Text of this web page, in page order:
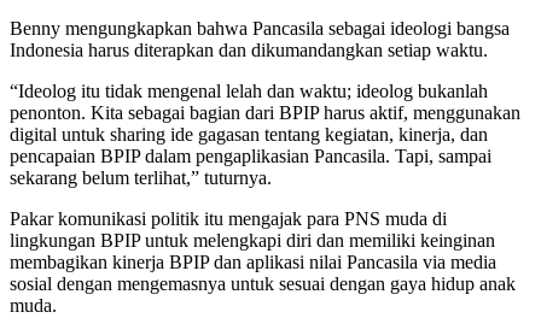
Benny mengungkapkan bahwa Pancasila sebagai ideologi bangsa
Indonesia harus diterapkan dan dikumandangkan setiap waktu.
“Ideolog itu tidak mengenal lelah dan waktu; ideolog bukanlah
penonton. Kita sebagai bagian dari BPIP harus aktif, menggunakan
digital untuk sharing ide gagasan tentang kegiatan, kinerja, dan
pencapaian BPIP dalam pengaplikasian Pancasila. Tapi, sampai
sekarang belum terlihat,” tuturnya.
Pakar komunikasi politik itu mengajak para PNS muda di
lingkungan BPIP untuk melengkapi diri dan memiliki keinginan
membagikan kinerja BPIP dan aplikasi nilai Pancasila via media
sosial dengan mengemasnya untuk sesuai dengan gaya hidup anak
muda.